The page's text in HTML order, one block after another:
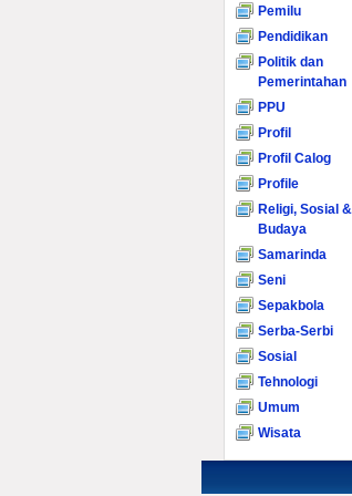
Pemilu
Pendidikan
Politik dan
Pemerintahan
PPU
Profil
Profil Calog
Profile
Religi, Sosial &
Budaya
Samarinda
Seni
Sepakbola
Serba-Serbi
Sosial
Tehnologi
Umum
Wisata